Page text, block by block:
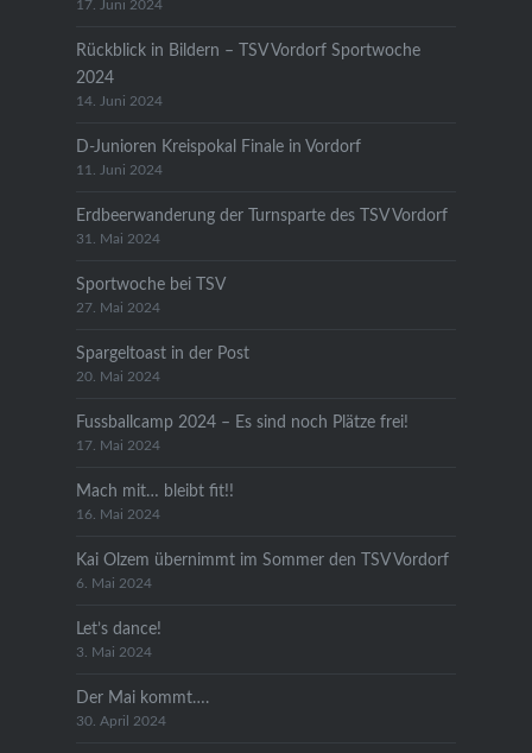
17. Juni 2024
Rückblick in Bildern – TSV Vordorf Sportwoche
2024
14. Juni 2024
D-Junioren Kreispokal Finale in Vordorf
11. Juni 2024
Erdbeerwanderung der Turnsparte des TSV Vordorf
31. Mai 2024
Sportwoche bei TSV
27. Mai 2024
Spargeltoast in der Post
20. Mai 2024
Fussballcamp 2024 – Es sind noch Plätze frei!
17. Mai 2024
Mach mit… bleibt fit!!
16. Mai 2024
Kai Olzem übernimmt im Sommer den TSV Vordorf
6. Mai 2024
Let’s dance!
3. Mai 2024
Der Mai kommt….
30. April 2024